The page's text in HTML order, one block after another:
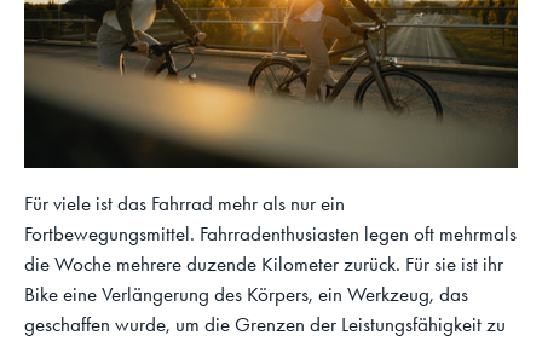
Für viele ist das Fahrrad mehr als nur ein
Fortbewegungsmittel. Fahrradenthusiasten legen oft mehrmals
die Woche mehrere duzende Kilometer zurück. Für sie ist ihr
Bike eine Verlängerung des Körpers, ein Werkzeug, das
geschaffen wurde, um die Grenzen der Leistungsfähigkeit zu